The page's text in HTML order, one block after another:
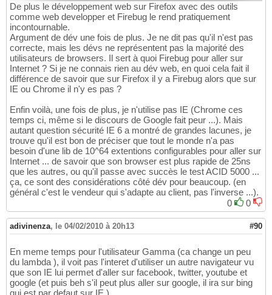
De plus le développement web sur Firefox avec des outils
comme web developper et Firebug le rend pratiquement
incontournable.
Argument de dév une fois de plus. Je ne dit pas qu'il n'est pas
correcte, mais les dévs ne représentent pas la majorité des
utilisateurs de browsers. Il sert à quoi Firebug pour aller sur
Internet ? Si je ne connais rien au dév web, en quoi cela fait il
différence de savoir que sur Firefox il y a Firebug alors que sur
IE ou Chrome il n'y es pas ?
Enfin voilà, une fois de plus, je n'utilise pas IE (Chrome ces
temps ci, même si le discours de Google fait peur ...). Mais
autant question sécurité IE 6 a montré de grandes lacunes, je
trouve qu'il est bon de préciser que tout le monde n'a pas
besoin d'une lib de 10^64 extentions configurables pour aller sur
Internet ... de savoir que son browser est plus rapide de 25ns
que les autres, ou qu'il passe avec succès le test ACID 5000 ...
ça, ce sont des considérations côté dév pour beaucoup. (en
général c'est le vendeur qui s'adapte au client, pas l'inverse ...).
0
0
adivinenza, le 04/02/2010 à 20h13 #90
En meme temps pour l'utilisateur Gamma (ca change un peu
du lambda ), il voit pas l'interet d'utiliser un autre navigateur vu
que son IE lui permet d'aller sur facebook, twitter, youtube et
google (et puis beh s'il peut plus aller sur google, il ira sur bing
qui est par defaut sur IE )